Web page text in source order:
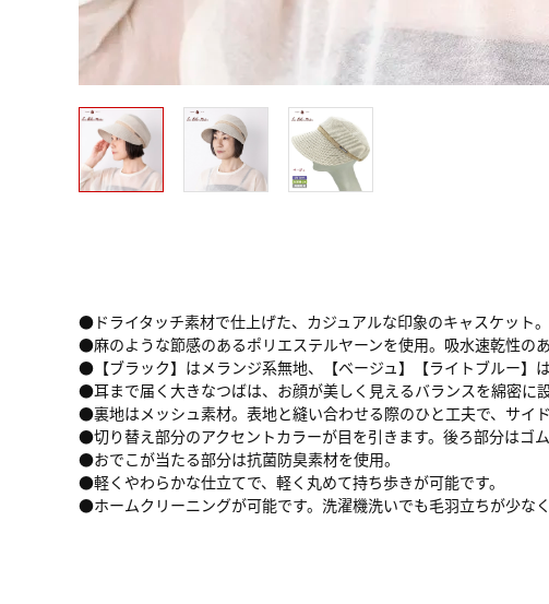
●ドライタッチ素材で仕上げた、カジュアルな印象のキャスケット
●麻のような節感のあるポリエステルヤーンを使用。吸水速乾性の
●【ブラック】はメランジ系無地、【ベージュ】【ライトブルー】
●耳まで届く大きなつばは、お顔が美しく見えるバランスを綿密に
●裏地はメッシュ素材。表地と縫い合わせる際のひと工夫で、サイ
●切り替え部分のアクセントカラーが目を引きます。後ろ部分はゴ
●おでこが当たる部分は抗菌防臭素材を使用。
●軽くやわらかな仕立てで、軽く丸めて持ち歩きが可能です。
●ホームクリーニングが可能です。洗濯機洗いでも毛羽立ちが少な